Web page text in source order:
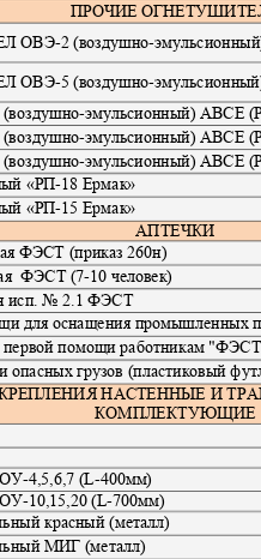
ПРОЧИЕ
ОВЭ-2 (воздушно-
ОВЭ-5 (воздушно-
(воздушно-эмульсионный) АВСЕ
(воздушно-эмульсионный) АВСЕ
(воздушно-эмульсионный) АВСЕ
«РП-18 Ермак»
«РП-15 Ермак»
АПТЕЧКИ
ФЭСТ (приказ 260н)
ФЭСТ (7-10 человек)
исп. № 2.1 ФЭСТ
для оснащения промышленных
первой помощи работникам
опасных грузов (пластиковый
НАСТЕННЫЕ И
ОУ-4,5,6,7 (L-400мм)
ОУ-10,15,20 (L-700мм)
красный (металл)
МИГ (металл)